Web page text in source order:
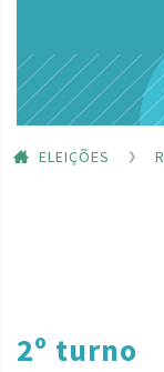
ELEIÇÕES
2º turno